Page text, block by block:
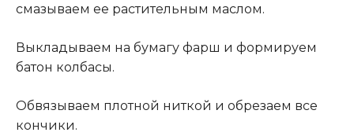
смазываем ее растительным маслом.
Выкладываем на бумагу фарш и формируем
батон колбасы.
Обвязываем плотной ниткой и обрезаем все
кончики.